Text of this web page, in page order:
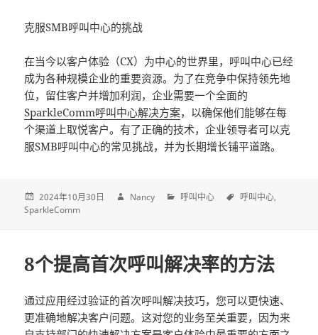
克服SMB呼叫中心的挑战
在当今以客户体验（CX）为中心的世界里，呼叫中心已经
成为各种规模企业的重要资源。为了在竞争中保持领先地
位，留住客户并增加利润，企业需要一个全面的
SparkleComm呼叫中心解决方案，以确保他们能够在每
个渠道上取悦客户。有了正确的技术，企业领导者可以克
服SMB呼叫中心的常见挑战，并为长期增长铺平道路。
2024年10月30日 Nancy 呼叫中心
呼叫中心
SparkleComm
8个提高首次呼叫解决率的方法
通过应用经过验证的首次呼叫解决技巧，您可以更快速、
更准确地解决客户问题。这对您的业务至关重要，因为来